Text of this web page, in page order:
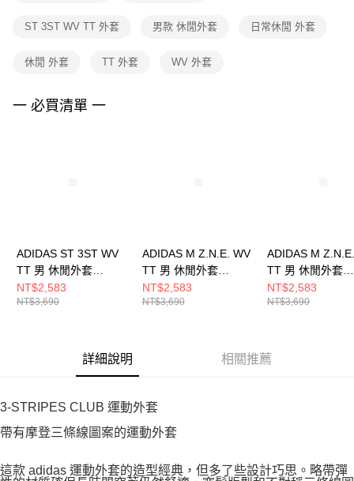
權轉讓予恩沛科技股份有限公司。
３．未成年的使用者請事先徵得法定代理人或監護人之同意方可使用
４．使用「AFTEE先享後付」時，將依據個別帳號之用戶狀況，依本公司即
ST 3ST WV TT 外套 男款 休閒外套 日常休閒 外套
休閒 外套 TT 外套 WV 外套
一 必買清單 一
ADIDAS ST 3ST WV
TT 男 休閒外套
JL6091
NT$2,583
NT$3,690
ADIDAS M Z.N.E. WV
TT 男 休閒外套
KE4877
NT$2,583
NT$3,690
ADIDAS M
TT 男 休閒外套
KE4880
NT$2,583
NT$3,690
詳細說明 相關推薦
3-STRIPES CLUB 運動外套
帶有摩登三條線圖案的運動外套
這款 adidas 運動外套的造型經典，但多了些設計巧思。略帶彈